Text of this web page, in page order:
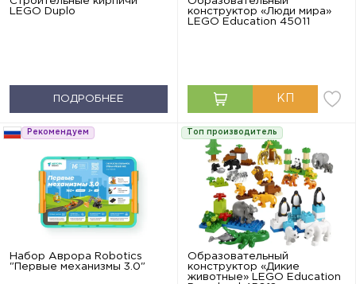
LEGO Duplo
ПОДРОБНЕЕ
конструктор «Люди мира»
LEGO Education 45011
Рекомендуем
Набор Аврора Robotics
"Первые механизмы 3.0"
Топ производитель
Образовательный
конструктор «Дикие
животные» LEGO Education